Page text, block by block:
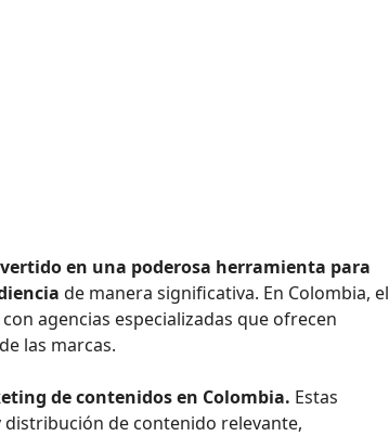
en una poderosa herramienta para
de manera significativa. En Colombia, el
agencias especializadas que ofrecen
las marcas.
de contenidos en Colombia. Estas
distribución de contenido relevante,